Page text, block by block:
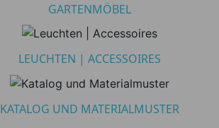
€
GARTENMÖBEL
LEUCHTEN | ACCESSOIRES
KATALOG UND MATERIALMUSTER